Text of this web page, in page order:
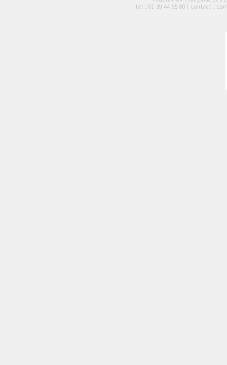
tél : 01 39 44 65 80 | contact :